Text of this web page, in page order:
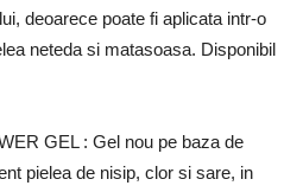
deoarece poate fi aplicata intr-o
neteda si matasoasa. Disponibil
GEL: Gel nou pe baza de
pielea de nisip, clor si sare, in